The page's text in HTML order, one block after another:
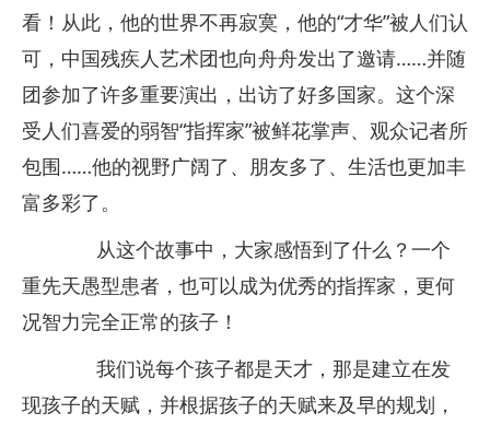
看！从此，他的世界不再寂寞，他的“才华”被人们认
可，中国残疾人艺术团也向舟舟发出了邀请……并随
团参加了许多重要演出，出访了好多国家。这个深
受人们喜爱的弱智“指挥家”被鲜花掌声、观众记者所
包围……他的视野广阔了、朋友多了、生活也更加丰
富多彩了。
从这个故事中，大家感悟到了什么？一个
重先天愚型患者，也可以成为优秀的指挥家，更何
况智力完全正常的孩子！
我们说每个孩子都是天才，那是建立在发
现孩子的天赋，并根据孩子的天赋来及早的规划，